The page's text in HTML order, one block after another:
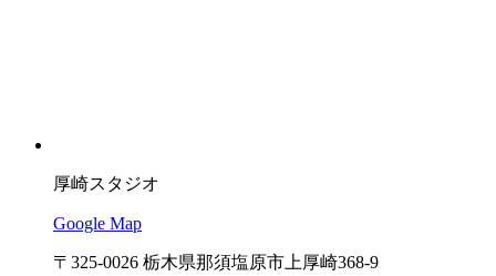
厚崎スタジオ
Google Map
〒325-0026 栃木県那須塩原市上厚崎368-9